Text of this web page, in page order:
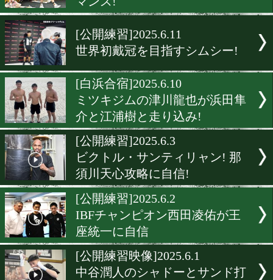
[練習動画]2025.6.13
二十歳の坂井優太! 今週末
本ユース王座決定戦
[公開練習]2025.6.12
佐々木尽が前代未聞のパフ
マンス!
[公開練習]2025.6.11
世界初戴冠を目指すシムシ
[白浜合宿]2025.6.10
ミツキジムの津川龍也が浜
介と江浦樹と走り込み!